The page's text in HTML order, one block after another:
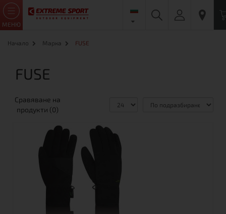
МЕНЮ
Начало Марка FUSE
FUSE
Сравяване на
продукти (0)